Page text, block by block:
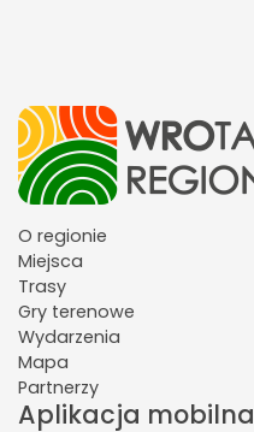
O regionie
Miejsca
Trasy
Gry terenowe
Wydarzenia
Mapa
Partnerzy
Aplikacja mobilna